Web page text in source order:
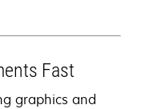
Fast
graphics and